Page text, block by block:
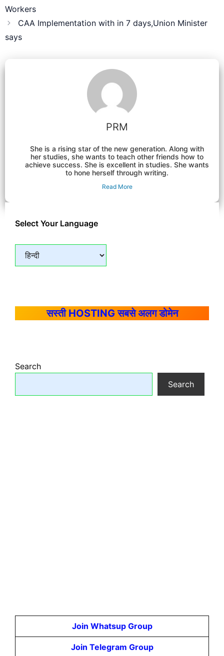
Workers
CAA Implementation with in 7 days,Union Minister
says
PRM
She is a rising star of the new generation. Along with
her studies, she wants to teach other friends how to
achieve success. She is excellent in studies. She wants
to hone herself through writing.
Read More
Select Your Language
सस्ती HOSTING सबसे अलग डोमेन
Search
Search
Join Whatsup Group
Join Telegram Group